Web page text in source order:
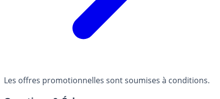
Les offres promotionnelles sont soumises à conditions.